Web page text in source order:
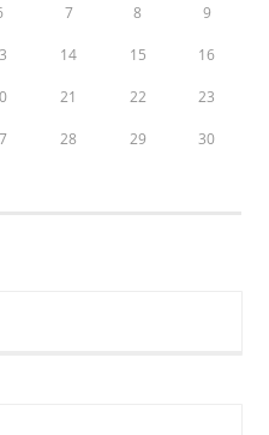
7 8 9
14 15 16
21 22 23
28 29 30